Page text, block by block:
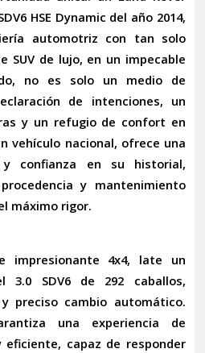
HSE Dynamic del año 2014,
automotriz con tan solo
SUV de lujo, en un impecable
no es solo un medio de
de intenciones, un
y un refugio de confort en
vehículo nacional, ofrece una
y confianza en su historial,
y mantenimiento
máximo rigor.
impresionante 4x4, late un
3.0 SDV6 de 292 caballos,
preciso cambio automático.
una experiencia de
eficiente, capaz de responder